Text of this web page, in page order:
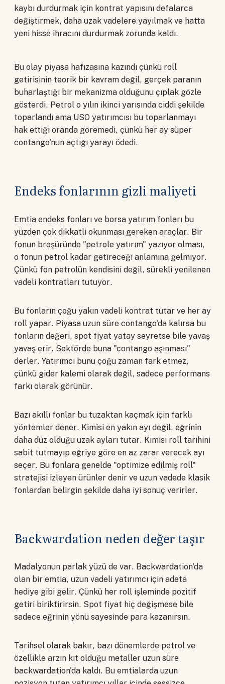
kaybı durdurmak için kontrat yapısını defalarca
değiştirmek, daha uzak vadelere yayılmak ve hatta
yeni hisse ihracını durdurmak zorunda kaldı.
Bu olay piyasa hafızasına kazındı çünkü roll
getirisinin teorik bir kavram değil, gerçek paranın
buharlaştığı bir mekanizma olduğunu çıplak gözle
gösterdi. Petrol o yılın ikinci yarısında ciddi şekilde
toparlandı ama USO yatırımcısı bu toparlanmayı
hak ettiği oranda göremedi, çünkü her ay süper
contango'nun açtığı yarayı ödedi.
Endeks fonlarının gizli maliyeti
Emtia endeks fonları ve borsa yatırım fonları bu
yüzden çok dikkatli okunması gereken araçlar. Bir
fonun broşüründe "petrole yatırım" yazıyor olması,
o fonun petrol kadar getireceği anlamına gelmiyor.
Çünkü fon petrolün kendisini değil, sürekli yenilenen
vadeli kontratları tutuyor.
Bu fonların çoğu yakın vadeli kontrat tutar ve her ay
roll yapar. Piyasa uzun süre contango'da kalırsa bu
fonların değeri, spot fiyat yatay seyretse bile yavaş
yavaş erir. Sektörde buna "contango aşınması"
derler. Yatırımcı bunu çoğu zaman fark etmez,
çünkü gider kalemi olarak değil, sadece performans
farkı olarak görünür.
Bazı akıllı fonlar bu tuzaktan kaçmak için farklı
yöntemler dener. Kimisi en yakın ayı değil, eğrinin
daha düz olduğu uzak ayları tutar. Kimisi roll tarihini
sabit tutmayıp eğriye göre en az zarar verecek ayı
seçer. Bu fonlara genelde "optimize edilmiş roll"
stratejisi izleyen ürünler denir ve uzun vadede klasik
fonlardan belirgin şekilde daha iyi sonuç verirler.
Backwardation neden değer taşır
Madalyonun parlak yüzü de var. Backwardation'da
olan bir emtia, uzun vadeli yatırımcı için adeta
hediye gibi gelir. Çünkü her roll işleminde pozitif
getiri biriktirirsin. Spot fiyat hiç değişmese bile
sadece eğrinin yönü sayesinde para kazanırsın.
Tarihsel olarak bakır, bazı dönemlerde petrol ve
özellikle arzın kıt olduğu metaller uzun süre
backwardation'da kaldı. Bu emtialarda uzun